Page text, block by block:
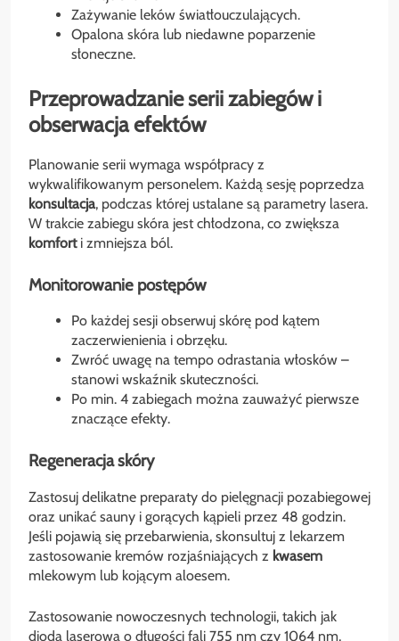
Zażywanie leków światłouczulających.
Opalona skóra lub niedawne poparzenie
słoneczne.
Przeprowadzanie serii zabiegów i
obserwacja efektów
Planowanie serii wymaga współpracy z
wykwalifikowanym personelem. Każdą sesję poprzedza
konsultacja, podczas której ustalane są parametry lasera.
W trakcie zabiegu skóra jest chłodzona, co zwiększa
komforti zmniejsza ból.
Monitorowanie postępów
Po każdej sesji obserwuj skórę pod kątem
zaczerwienienia i obrzęku.
Zwróć uwagę na tempo odrastania włosków –
stanowi wskaźnik skuteczności.
Po min. 4 zabiegach można zauważyć pierwsze
znaczące efekty.
Regeneracja skóry
Zastosuj delikatne preparaty do pielęgnacji pozabiegowej
oraz unikać sauny i gorących kąpieli przez 48 godzin.
Jeśli pojawią się przebarwienia, skonsultuj z lekarzem
zastosowanie kremów rozjaśniających z kwasem
mlekowym lub kojącym aloesem.
Zastosowanie nowoczesnych technologii, takich jak
dioda laserowa o długości fali 755 nm czy 1064 nm,